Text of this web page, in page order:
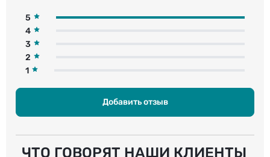
5
4
3
2
1
Добавить отзыв
ЧТО ГОВОРЯТ НАШИ КЛИЕНТЫ